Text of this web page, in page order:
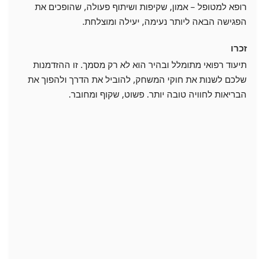
רופא למטופל – אמון, שקיפות ושיתוף פעולה, שהופכים את
הפגישה הבאה ליותר נעימה, יעילה ומוצלחת.
זכרו
תיעוד רפואי מתומלל ובהיר הוא לא רק מסמך. זו ההזדמנות
שלכם לשנות את חוקי המשחק, להוביל את הדרך ולהפוך את
הבריאות לחוויה טובה יותר. פשוט, שקוף ומחובר.